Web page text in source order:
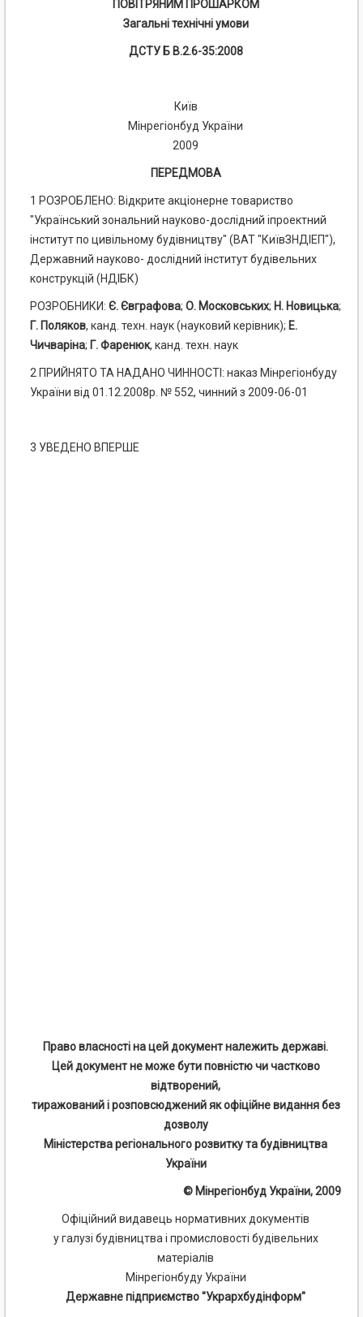
ПОВІТРЯНИМ ПРОШАРКОМ
Загальні технічні умови
ДСТУ Б В.2.6-35:2008
Київ
Мінрегіонбуд України
2009
ПЕРЕДМОВА
1 РОЗРОБЛЕНО: Відкрите акціонерне товариство
"Український зональний науково-дослідний іпроектний
інститут по цивільному будівництву" (ВАТ "КиївЗНДІЕП"),
Державний науково- дослідний інститут будівельних
конструкцій (НДІБК)
РОЗРОБНИКИ: Є. Євграфова; О. Московських; Н. Новицька;
Г. Поляков, канд. техн. наук (науковий керівник); Е.
Чичваріна; Г. Фаренюк, канд. техн. наук
2 ПРИЙНЯТО ТА НАДАНО ЧИННОСТІ: наказ Мінрегіонбуду
України від 01.12.2008р. № 552, чинний з 2009-06-01
3 УВЕДЕНО ВПЕРШЕ
Право власності на цей документ належить державі.
Цей документ не може бути повністю чи частково
відтворений,
тиражований і розповсюджений як офіційне видання без
дозволу
Міністерства регіонального розвитку та будівництва
України
© Мінрегіонбуд України, 2009
Офіційний видавець нормативних документів
у галузі будівництва і промисловості будівельних
матеріалів
Мінрегіонбуду України
Державне підприємство "Укрархбудінформ"